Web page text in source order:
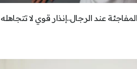
عند الرجال..إنذار قوي لا تتجاهله